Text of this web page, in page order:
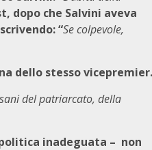
dopo che Salvini aveva
“Se colpevole,
dello stesso vicepremier.
del patriarcato, della
inadeguata – non